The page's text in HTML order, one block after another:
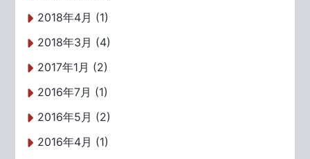
2018年4月 (1)
2018年3月 (4)
2017年1月 (2)
2016年7月 (1)
2016年5月 (2)
2016年4月 (1)